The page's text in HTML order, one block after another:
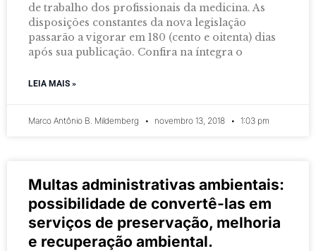
de trabalho dos profissionais da medicina. As
disposições constantes da nova legislação
passarão a vigorar em 180 (cento e oitenta) dias
após sua publicação. Confira na íntegra o
LEIA MAIS »
Marco Antônio B. Mildemberg novembro 13, 2018 1:03 pm
Multas administrativas ambientais:
possibilidade de convertê-las em
serviços de preservação, melhoria
e recuperação ambiental.